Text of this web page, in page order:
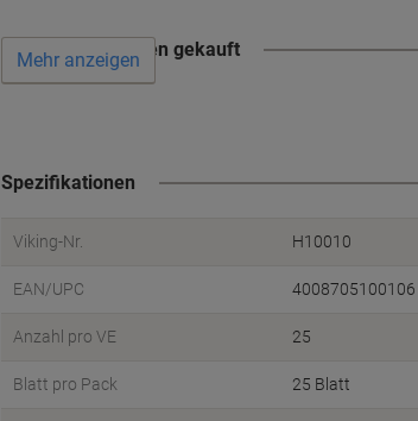
Wird oft zusammen gekauft
Mehr anzeigen
Spezifikationen
Viking-Nr. H10010
EAN/UPC 4008705100106
Anzahl pro VE 25
Blatt pro Pack 25 Blatt